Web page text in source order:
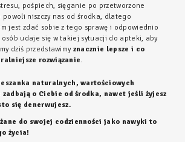
pośpiech, sięganie po przetworzone
niszczy nas od środka, dlatego
jest zdać sobie z tego sprawę i odpowiednio
udaje się w takiej sytuacji do apteki, aby
dziś przedstawimy znacznie lepsze i co
rozwiązanie.
naturalnych, wartościowych
o Ciebie od środka, nawet jeśli żyjesz
się denerwujesz.
do swojej codzienności jako nawyki to
życia!